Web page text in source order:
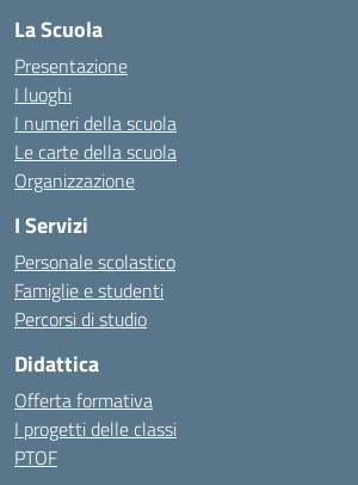
La Scuola
Presentazione
I luoghi
I numeri della scuola
Le carte della scuola
Organizzazione
I Servizi
Personale scolastico
Famiglie e studenti
Percorsi di studio
Didattica
Offerta formativa
I progetti delle classi
PTOF